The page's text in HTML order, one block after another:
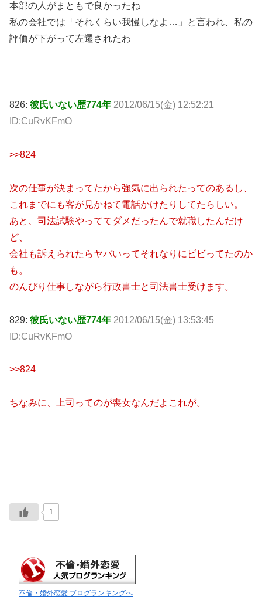
本部の人がまともで良かったね
私の会社では「それくらい我慢しなよ…」と言われ、私の
評価が下がって左遷されたわ
826: 彼氏いない歴774年 2012/06/15(金) 12:52:21
ID:CuRvKFmO
>>824
次の仕事が決まってたから強気に出られたってのあるし、
これまでにも客が見かねて電話かけたりしてたらしい。
あと、司法試験やっててダメだったんで就職したんだけ
ど、
会社も訴えられたらヤバいってそれなりにビビってたのか
も。
のんびり仕事しながら行政書士と司法書士受けます。
829: 彼氏いない歴774年 2012/06/15(金) 13:53:45
ID:CuRvKFmO
>>824
ちなみに、上司ってのが喪女なんだよこれが。
1
不倫・婚外恋愛 ブログランキングへ